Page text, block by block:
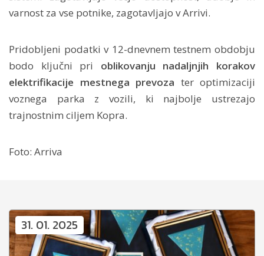
varnost za vse potnike, zagotavljajo v Arrivi.
Pridobljeni podatki v 12-dnevnem testnem obdobju
bodo ključni pri oblikovanju nadaljnjih korakov
elektrifikacije mestnega prevoza ter optimizaciji
voznega parka z vozili, ki najbolje ustrezajo
trajnostnim ciljem Kopra.
Foto: Arriva
31. 01. 2025